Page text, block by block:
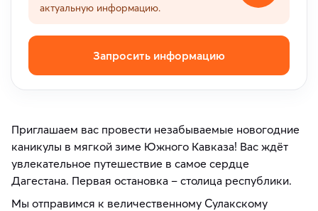
актуальную информацию.
Запросить информацию
Приглашаем вас провести незабываемые новогодние
каникулы в мягкой зиме Южного Кавказа! Вас ждёт
увлекательное путешествие в самое сердце
Дагестана. Первая остановка – столица республики.
Мы отправимся к величественному Сулакскому